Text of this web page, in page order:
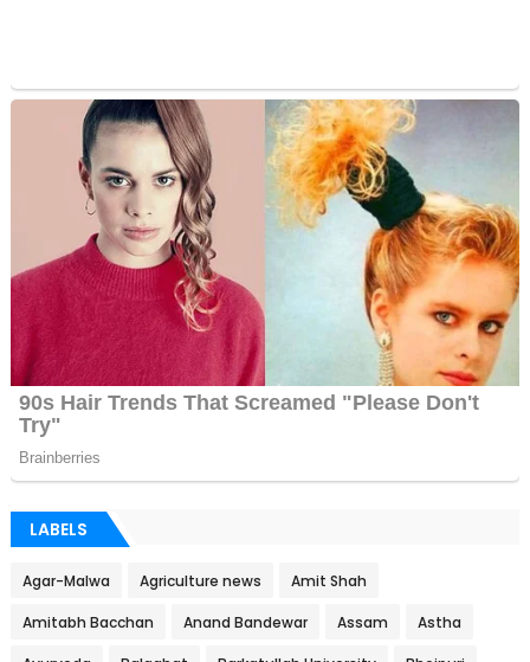
LABELS
Agar-Malwa Agriculture news Amit Shah
Amitabh Bacchan Anand Bandewar Assam Astha